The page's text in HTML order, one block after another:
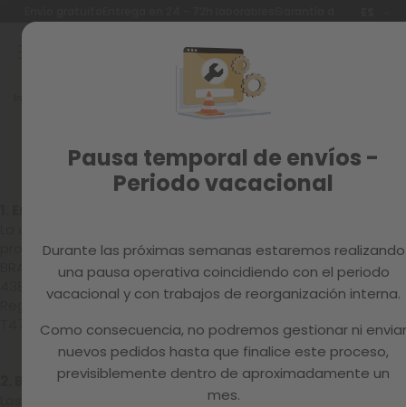
Pausa temporal de envíos -
Periodo vacacional
Durante las próximas semanas estaremos realizando
una pausa operativa coincidiendo con el periodo
vacacional y con trabajos de reorganización interna.
Como consecuencia, no podremos gestionar ni enviar
nuevos pedidos hasta que finalice este proceso,
previsiblemente dentro de aproximadamente un
mes.
Bases legales
promovida por MC HAUS, [de ahora en adelante BESELF
BRANDS S.A.], con domicilio social en C/ Mas de la Perla 8,
43800 Valls (Tarragona) y con NIF: B-65114373. Inscrita en el
Registro Mercantil de Tarragona Tomo 2847, Folio 6, Hoja
T47561, Inscripción 4ª
2. Bases particulares
Los requisitos necesarios para participar en una